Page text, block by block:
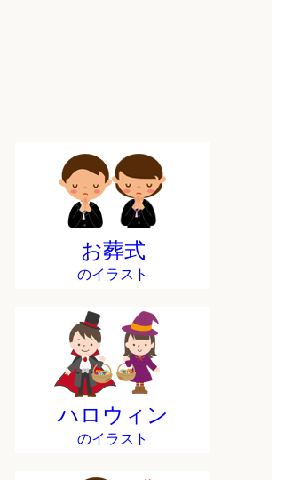
お葬式
のイラスト
ハロウィン
のイラスト